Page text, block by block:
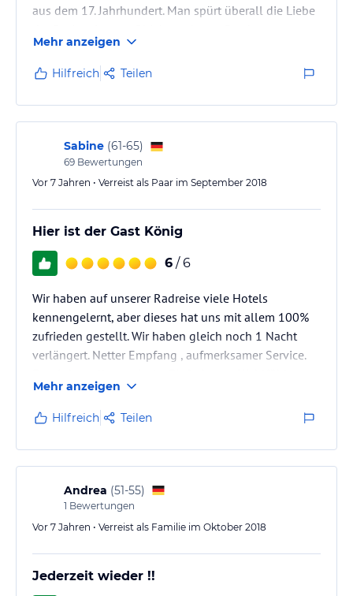
aus dem 17. Jahrhundert. Man spürt überall die Liebe
Beim Frühstück bleiben keine Wünsche offen.
Glückstadt und das Brückenhaus sind für einen
Kurzurlaub (oder auch länger😉) sehr zu empfehlen.
Mehr anzeigen
Hilfreich Teilen
Sabine (61-65)
69 Bewertungen
Vor 7 Jahren • Verreist als Paar im September 2018
Hier ist der Gast König
6 / 6
Wir haben auf unserer Radreise viele Hotels
kennengelernt, aber dieses hat uns mit allem 100%
zufrieden gestellt. Wir haben gleich noch 1 Nacht
verlängert. Netter Empfang , aufmerksamer Service.
Mehr anzeigen
Hilfreich Teilen
Andrea (51-55)
1 Bewertungen
Vor 7 Jahren • Verreist als Familie im Oktober 2018
Jederzeit wieder !!